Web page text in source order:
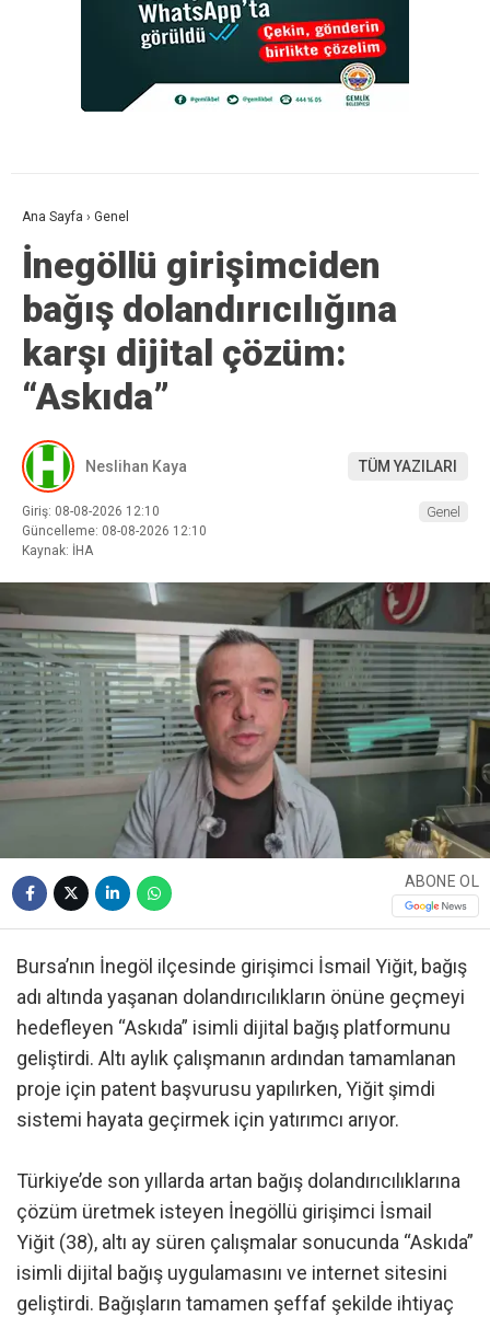
Ana Sayfa › Genel
İnegöllü girişimciden
bağış dolandırıcılığına
karşı dijital çözüm:
“Askıda”
Neslihan Kaya TÜM YAZILARI
Giriş: 08-08-2026 12:10
Güncelleme: 08-08-2026 12:10
Kaynak: İHA
Genel
ABONE OL
Bursa’nın İnegöl ilçesinde girişimci İsmail Yiğit, bağış
adı altında yaşanan dolandırıcılıkların önüne geçmeyi
hedefleyen “Askıda” isimli dijital bağış platformunu
geliştirdi. Altı aylık çalışmanın ardından tamamlanan
proje için patent başvurusu yapılırken, Yiğit şimdi
sistemi hayata geçirmek için yatırımcı arıyor.
Türkiye’de son yıllarda artan bağış dolandırıcılıklarına
çözüm üretmek isteyen İnegöllü girişimci İsmail
Yiğit (38), altı ay süren çalışmalar sonucunda “Askıda”
isimli dijital bağış uygulamasını ve internet sitesini
geliştirdi. Bağışların tamamen şeffaf şekilde ihtiyaç